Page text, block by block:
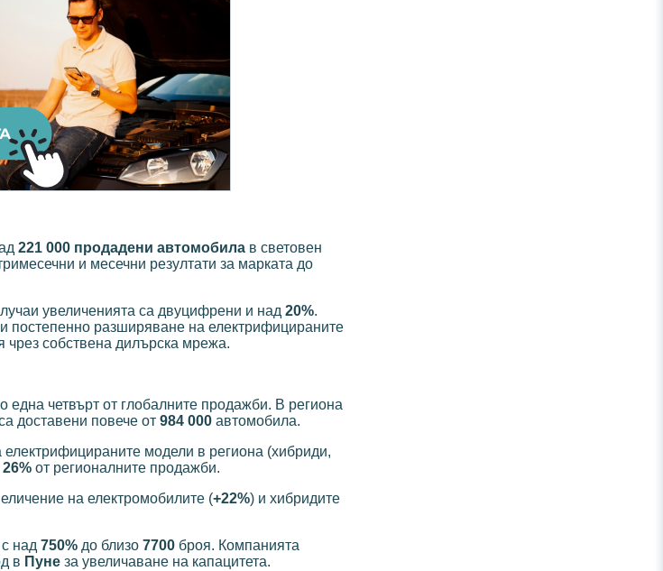
221 000 продадени автомобила в световен
и месечни резултати за марката до
увеличенията са двуцифрени и над 20%.
постепенно разширяване на електрифицираните
чрез собствена дилърска мрежа.
четвърт от глобалните продажби. В региона
доставени повече от 984 000 автомобила.
модели в региона (хибриди,
26% от регионалните продажби.
на електромобилите (+22%) и хибридите
над 750% до близо 7700 броя. Компанията
в Пуне за увеличаване на капацитета.